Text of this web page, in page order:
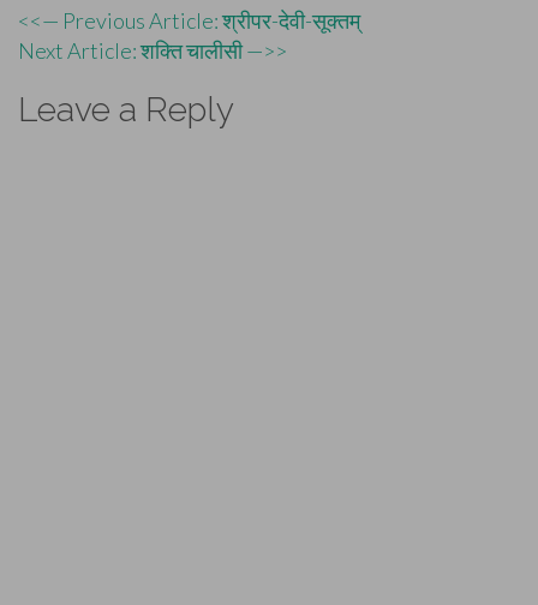
Post
navigation
<<— Previous Article: श्रीपर-देवी-सूक्तम्
Next Article: शक्ति चालीसी —>>
Leave a Reply